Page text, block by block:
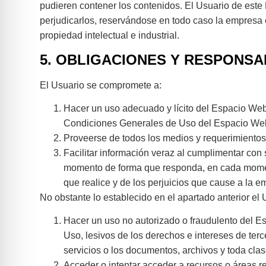
pudieren contener los contenidos. El Usuario de
perjudicarlos, reservándose en todo caso la
propiedad intelectual e industrial.
5. OBLIGACIONES Y
El Usuario se compromete a:
Hacer un uso adecuado y lícito del Espacio
Condiciones Generales de Uso del Espacio
Proveerse de todos los medios y
Facilitar información veraz al cumplimentar
momento de forma que responda, en cada
que realice y de los perjuicios que cause a la
No obstante lo establecido en el apartado anterior el
Hacer un uso no autorizado o fraudulento del
Uso, lesivos de los derechos e intereses de
servicios o los documentos, archivos y toda